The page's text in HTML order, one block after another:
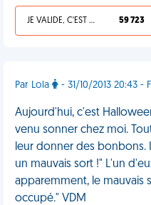
JE VALIDE, C'EST UNE VDM 59 723
Par Lola - 31/10/2013 20:43
Aujourd'hui, c'est
venu sonner chez moi.
leur donner des
un mauvais sort !" L'un
apparemment, le mauvais
occupé." VDM